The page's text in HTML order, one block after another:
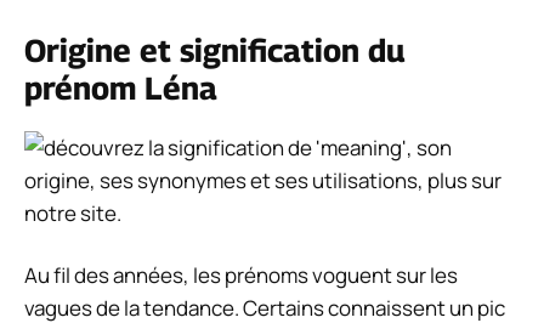
Origine et signification du
prénom Léna
Au fil des années, les prénoms voguent sur les
vagues de la tendance. Certains connaissent un pic